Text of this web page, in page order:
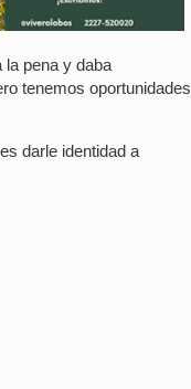
la pena y daba
tenemos oportunidades
darle identidad a